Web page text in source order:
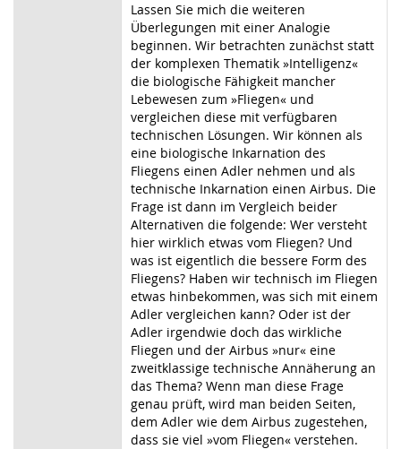
Lassen Sie mich die weiteren
Überlegungen mit einer Analogie
beginnen. Wir betrachten zunächst statt
der komplexen Thematik »Intelligenz«
die biologische Fähigkeit mancher
Lebewesen zum »Fliegen« und
vergleichen diese mit verfügbaren
technischen Lösungen. Wir können als
eine biologische Inkarnation des
Fliegens einen Adler nehmen und als
technische Inkarnation einen Airbus. Die
Frage ist dann im Vergleich beider
Alternativen die folgende: Wer versteht
hier wirklich etwas vom Fliegen? Und
was ist eigentlich die bessere Form des
Fliegens? Haben wir technisch im Fliegen
etwas hinbekommen, was sich mit einem
Adler vergleichen kann? Oder ist der
Adler irgendwie doch das wirkliche
Fliegen und der Airbus »nur« eine
zweitklassige technische Annäherung an
das Thema? Wenn man diese Frage
genau prüft, wird man beiden Seiten,
dem Adler wie dem Airbus zugestehen,
dass sie viel »vom Fliegen« verstehen.